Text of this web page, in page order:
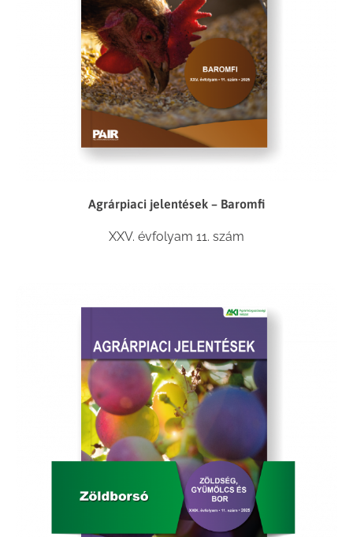
Agrárpiaci jelentések – Baromfi
XXV. évfolyam 11. szám